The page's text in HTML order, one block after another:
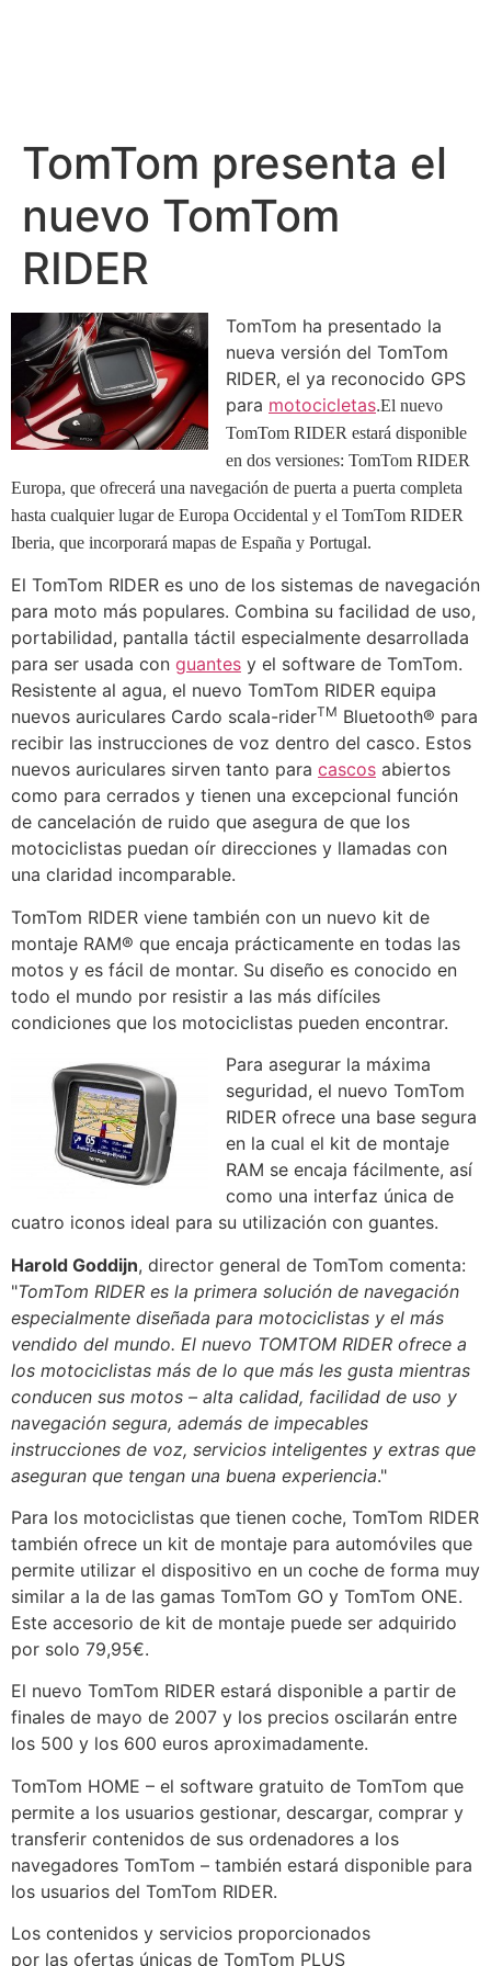
TomTom presenta el
nuevo TomTom
RIDER
TomTom ha presentado la
nueva versión del TomTom
RIDER, el ya reconocido GPS
para motocicletas.El nuevo
TomTom RIDER estará disponible
en dos versiones: TomTom RIDER
Europa, que ofrecerá una navegación de puerta a puerta completa
hasta cualquier lugar de Europa Occidental y el TomTom RIDER
Iberia, que incorporará mapas de España y Portugal.
El TomTom RIDER es uno de los sistemas de navegación
para moto más populares. Combina su facilidad de uso,
portabilidad, pantalla táctil especialmente desarrollada
para ser usada con guantes y el software de TomTom.
Resistente al agua, el nuevo TomTom RIDER equipa
nuevos auriculares Cardo scala-riderTM Bluetooth® para
recibir las instrucciones de voz dentro del casco. Estos
nuevos auriculares sirven tanto para cascos abiertos
como para cerrados y tienen una excepcional función
de cancelación de ruido que asegura de que los
motociclistas puedan oír direcciones y llamadas con
una claridad incomparable.
TomTom RIDER viene también con un nuevo kit de
montaje RAM® que encaja prácticamente en todas las
motos y es fácil de montar. Su diseño es conocido en
todo el mundo por resistir a las más difíciles
condiciones que los motociclistas pueden encontrar.
Para asegurar la máxima
seguridad, el nuevo TomTom
RIDER ofrece una base segura
en la cual el kit de montaje
RAM se encaja fácilmente, así
como una interfaz única de
cuatro iconos ideal para su utilización con guantes.
Harold Goddijn, director general de TomTom comenta:
"TomTom RIDER es la primera solución de navegación
especialmente diseñada para motociclistas y el más
vendido del mundo. El nuevo TOMTOM RIDER ofrece a
los motociclistas más de lo que más les gusta mientras
conducen sus motos – alta calidad, facilidad de uso y
navegación segura, además de impecables
instrucciones de voz, servicios inteligentes y extras que
aseguran que tengan una buena experiencia."
Para los motociclistas que tienen coche, TomTom RIDER
también ofrece un kit de montaje para automóviles que
permite utilizar el dispositivo en un coche de forma muy
similar a la de las gamas TomTom GO y TomTom ONE.
Este accesorio de kit de montaje puede ser adquirido
por solo 79,95€.
El nuevo TomTom RIDER estará disponible a partir de
finales de mayo de 2007 y los precios oscilarán entre
los 500 y los 600 euros aproximadamente.
TomTom HOME – el software gratuito de TomTom que
permite a los usuarios gestionar, descargar, comprar y
transferir contenidos de sus ordenadores a los
navegadores TomTom – también estará disponible para
los usuarios del TomTom RIDER.
Los contenidos y servicios proporcionados
por las ofertas únicas de TomTom PLUS